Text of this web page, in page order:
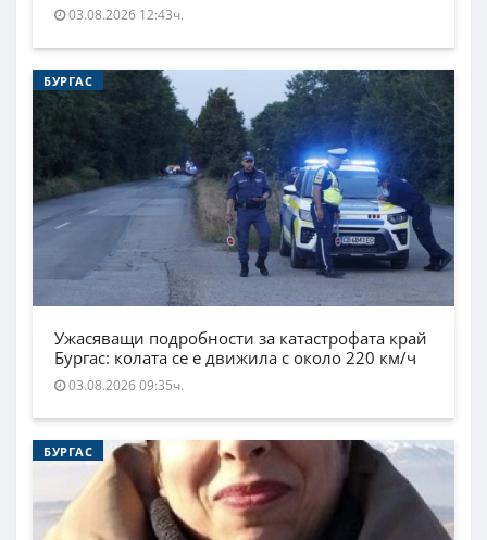
03.08.2026 12:43ч.
БУРГАС
Ужасяващи подробности за катастрофата край
Бургас: колата се е движила с около 220 км/ч
03.08.2026 09:35ч.
БУРГАС